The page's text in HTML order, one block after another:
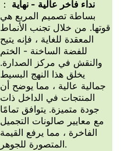
نداء فاخر عالية - نهاية ：
بساطة تصميم المربع هي
قوتها. من خلال تجنب الأنماط
المعقدة للغاية ، فإنه يتيح
للفضة الساخنة - الختم
والنقش في مركز الصدارة.
يخلق هذا النهج البسيط
جمالية عالية ، مما يوضح أن
المنتجات في الداخل ذات
جودة متميزة. يتوافق تمامًا
مع معايير صالونات التجميل
الفاخرة ، مما يرفع القيمة
المتصورة للجوهر.